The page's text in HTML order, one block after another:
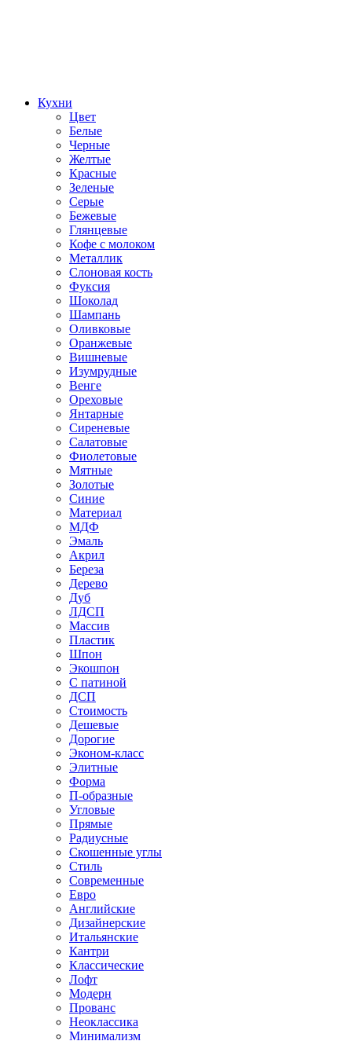
Кухни
Цвет
Белые
Черные
Желтые
Красные
Зеленые
Серые
Бежевые
Глянцевые
Кофе с молоком
Металлик
Слоновая кость
Фуксия
Шоколад
Шампань
Оливковые
Оранжевые
Вишневые
Изумрудные
Венге
Ореховые
Янтарные
Сиреневые
Салатовые
Фиолетовые
Мятные
Золотые
Синие
Материал
МДФ
Эмаль
Акрил
Береза
Дерево
Дуб
ЛДСП
Массив
Пластик
Шпон
Экошпон
С патиной
ДСП
Стоимость
Дешевые
Дорогие
Эконом-класс
Элитные
Форма
П-образные
Угловые
Прямые
Радиусные
Скошенные углы
Стиль
Современные
Евро
Английские
Дизайнерские
Итальянские
Кантри
Классические
Лофт
Модерн
Прованс
Неоклассика
Минимализм